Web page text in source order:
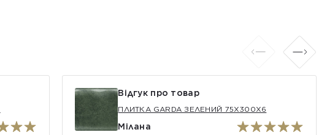
Відгук про товар
ПЛИТКА GARDA ЗЕЛЕНИЙ 75X300X6
Мілана